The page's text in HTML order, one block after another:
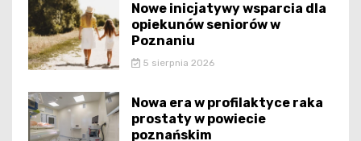
Nowe inicjatywy wsparcia dla
opiekunów seniorów w
Poznaniu
5 sierpnia 2026
Nowa era w profilaktyce raka
prostaty w powiecie
poznańskim